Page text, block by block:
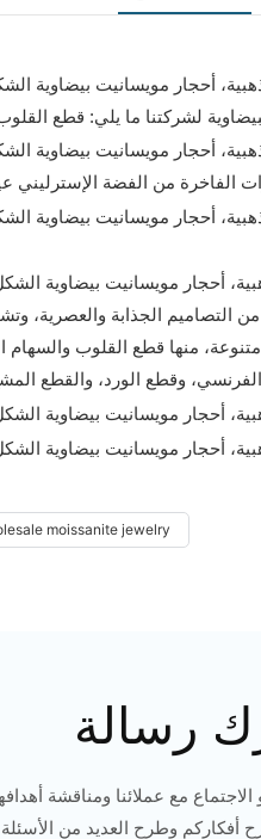
الجذابة والعصرية،
منها قطع القلوب
moissanite jewelry
رسالة
مع عملائنا ومناقشة